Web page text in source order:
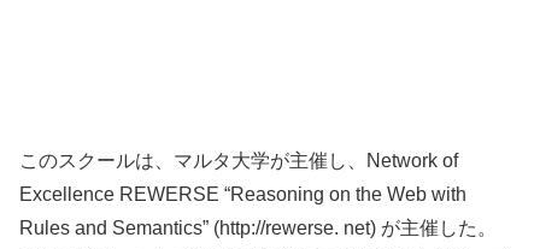
このスクールは、マルタ大学が主催し、Network of
Excellence REWERSE “Reasoning on the Web with
Rules and Semantics” (http://rewerse. net) が主催した。